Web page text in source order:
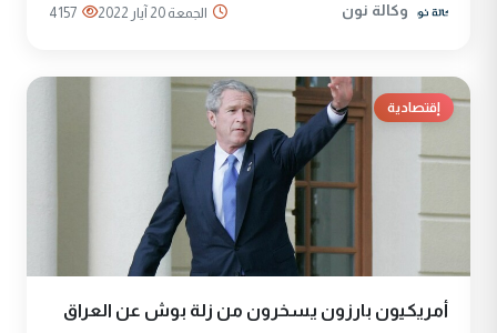
وكالة نون الجمعة 20 آيار 2022 4157
إقتصادية
أمريكيون بارزون يسخرون من زلة بوش عن العراق